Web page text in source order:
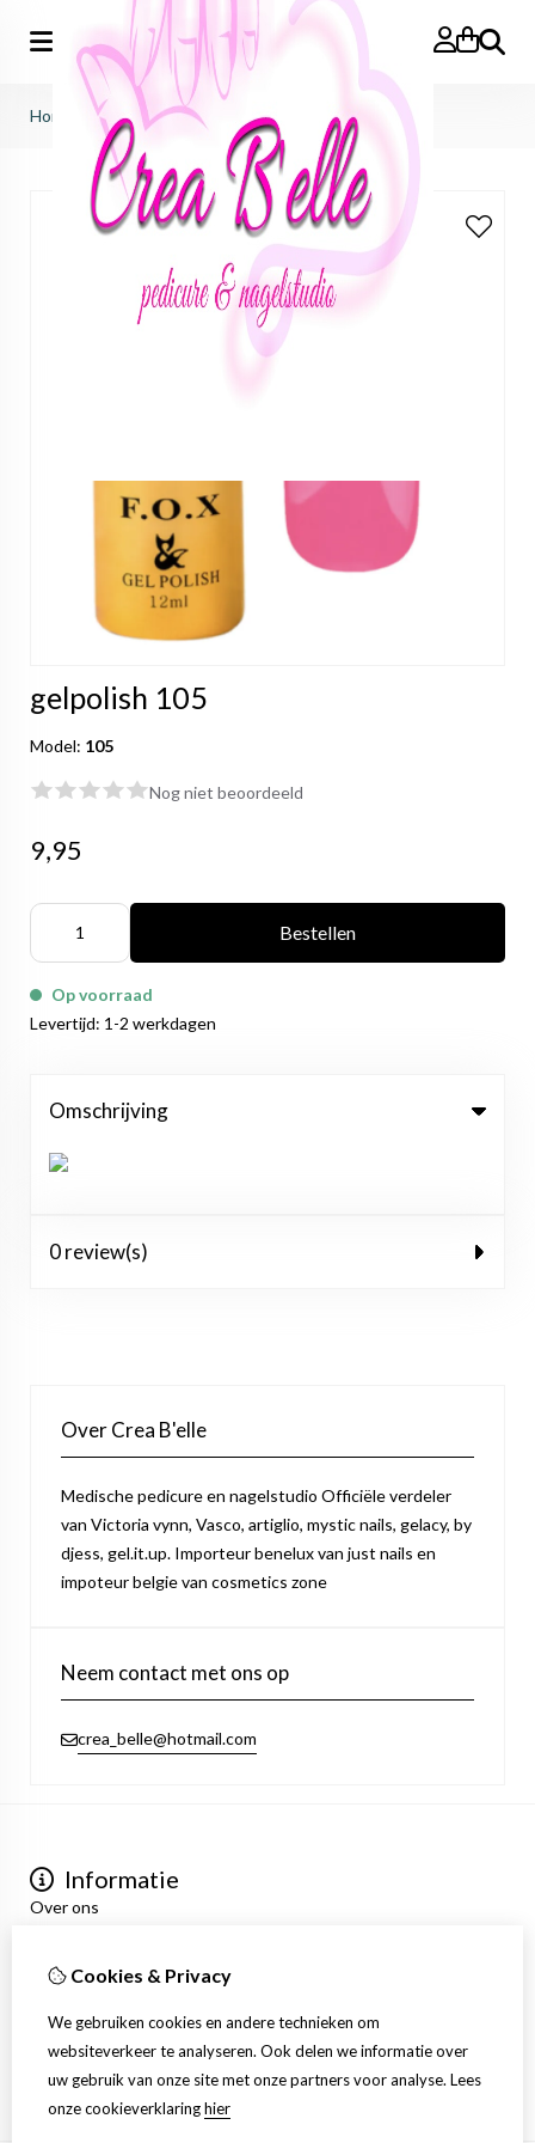
Zoeken
Home gelpolish 105
gelpolish 105
Model: 105
Nog niet beoordeeld
9,95
Bestellen
Op voorraad
Levertijd: 1-2 werkdagen
Omschrijving
0 review(s)
Over Crea B'elle
Medische pedicure en nagelstudio Officiële verdeler
van Victoria vynn, Vasco, artiglio, mystic nails, gelacy, by
djess, gel.it.up. Importeur benelux van just nails en
impoteur belgie van cosmetics zone
Neem contact met ons op
crea_belle@hotmail.com
Informatie
Over ons
Algemene voorwaarden
Mijn account
Inloggen
Bestelhistorie
Verlanglijst
Nieuwsbrief
Cookies & Privacy
We gebruiken cookies en andere technieken om
websiteverkeer te analyseren. Ook delen we informatie over
uw gebruik van onze site met onze partners voor analyse. Lees
onze cookieverklaringhier